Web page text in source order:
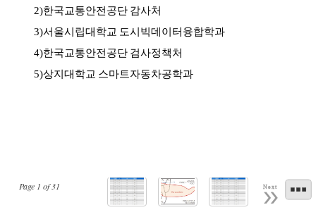
Page 1 of31 Next
2)한국교통안전공단 감사처
3)서울시립대학교 도시빅데이터융합학과
4)한국교통안전공단 검사정책처
5)상지대학교 스마트자동차공학과